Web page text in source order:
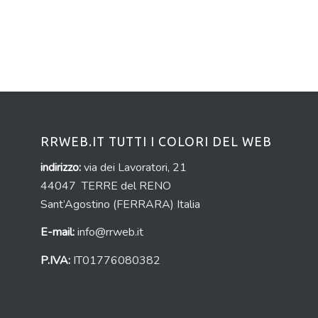
RRWEB.IT TUTTI I COLORI DEL WEB
indirizzo:via dei Lavoratori, 21
44047 TERRE del RENO
Sant’Agostino (FERRARA) Italia
E-mail:info@rrweb.it
P.IVA:IT01776080382